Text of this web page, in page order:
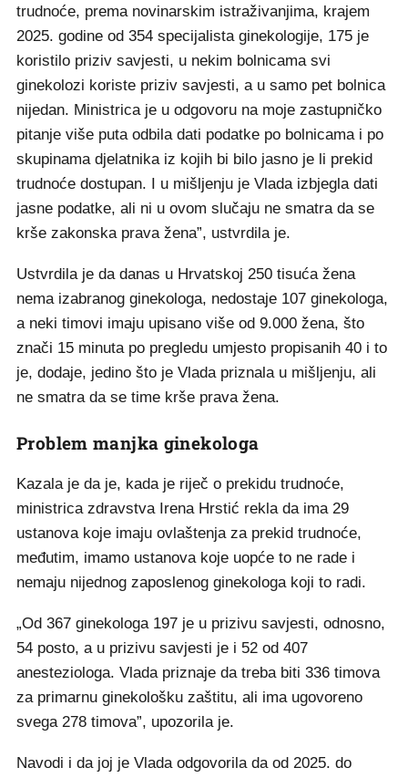
trudnoće, prema novinarskim istraživanjima, krajem
2025. godine od 354 specijalista ginekologije, 175 je
koristilo priziv savjesti, u nekim bolnicama svi
ginekolozi koriste priziv savjesti, a u samo pet bolnica
nijedan. Ministrica je u odgovoru na moje zastupničko
pitanje više puta odbila dati podatke po bolnicama i po
skupinama djelatnika iz kojih bi bilo jasno je li prekid
trudnoće dostupan. I u mišljenju je Vlada izbjegla dati
jasne podatke, ali ni u ovom slučaju ne smatra da se
krše zakonska prava žena”, ustvrdila je.
Ustvrdila je da danas u Hrvatskoj 250 tisuća žena
nema izabranog ginekologa, nedostaje 107 ginekologa,
a neki timovi imaju upisano više od 9.000 žena, što
znači 15 minuta po pregledu umjesto propisanih 40 i to
je, dodaje, jedino što je Vlada priznala u mišljenju, ali
ne smatra da se time krše prava žena.
Problem manjka ginekologa
Kazala je da je, kada je riječ o prekidu trudnoće,
ministrica zdravstva Irena Hrstić rekla da ima 29
ustanova koje imaju ovlaštenja za prekid trudnoće,
međutim, imamo ustanova koje uopće to ne rade i
nemaju nijednog zaposlenog ginekologa koji to radi.
„Od 367 ginekologa 197 je u prizivu savjesti, odnosno,
54 posto, a u prizivu savjesti je i 52 od 407
anesteziologa. Vlada priznaje da treba biti 336 timova
za primarnu ginekološku zaštitu, ali ima ugovoreno
svega 278 timova”, upozorila je.
Navodi i da joj je Vlada odgovorila da od 2025. do